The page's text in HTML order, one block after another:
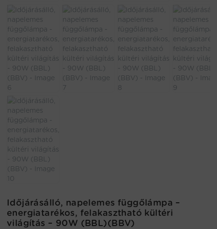
Időjárásálló, napelemes függőlámpa –
energiatarékos, felakasztható kültéri
világítás – 90W (BBL)(BBV)